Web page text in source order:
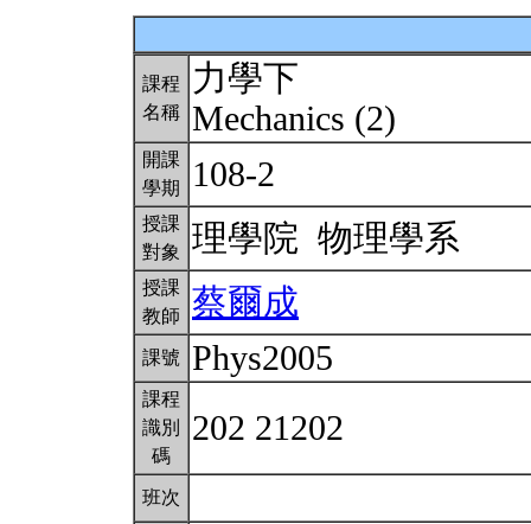
課程
名稱
力學下
Mechanics (2)
開課
學期
108-2
授課
對象
理學院 物理學系
授課
教師
蔡爾成
課號 Phys2005
課程
識別
碼
202 21202
班次